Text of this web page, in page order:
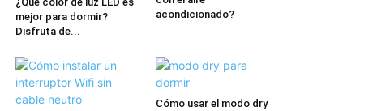
mejor para dormir?
Disfruta de...
acondicionado?
Cómo usar el modo dry